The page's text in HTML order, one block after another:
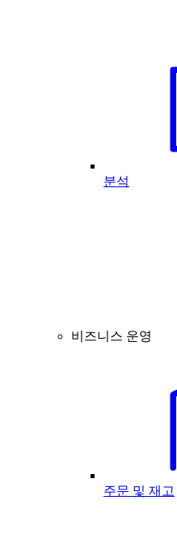
분석
비즈니스 운영
주문 및 재고